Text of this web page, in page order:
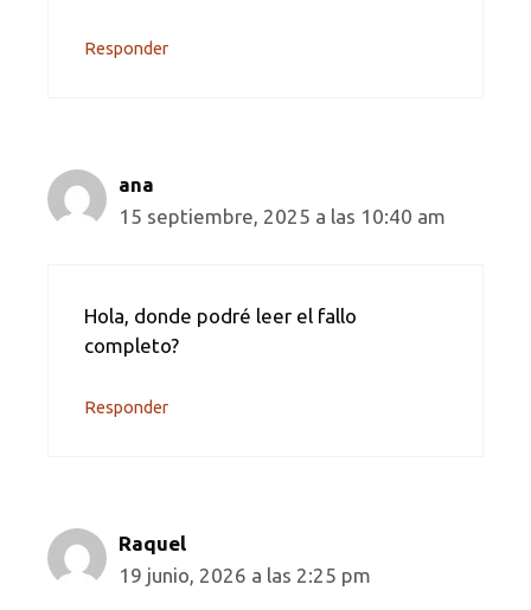
Responder
ana
15 septiembre, 2025 a las 10:40 am
Hola, donde podré leer el fallo
completo?
Responder
Raquel
19 junio, 2026 a las 2:25 pm